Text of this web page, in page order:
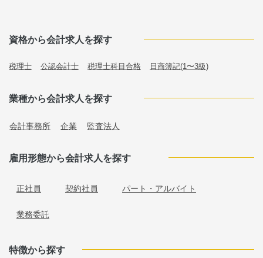
資格から会計求人を探す
税理士 公認会計士 税理士科目合格 日商簿記(1〜3級)
業種から会計求人を探す
会計事務所 企業 監査法人
雇用形態から会計求人を探す
正社員 契約社員 パート・アルバイト
業務委託
特徴から探す